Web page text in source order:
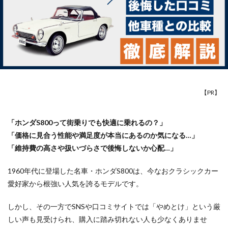
【PR】
「ホンダS800って街乗りでも快適に乗れるの？」
「価格に見合う性能や満足度が本当にあるのか気になる…」
「維持費の高さや扱いづらさで後悔しないか心配…」
1960年代に登場した名車・ホンダS800は、今なおクラシックカー
愛好家から根強い人気を誇るモデルです。
しかし、その一方でSNSや口コミサイトでは「やめとけ」という厳
しい声も見受けられ、購入に踏み切れない人も少なくありませ